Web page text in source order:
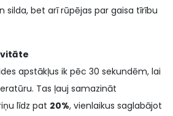
silda, bet arī rūpējas par gaisa tīrību
apstākļus ik pēc 30 sekundēm, lai
Tas ļauj samazināt
līdz pat 20%, vienlaikus saglabājot